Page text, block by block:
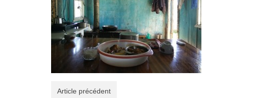
Article précédent